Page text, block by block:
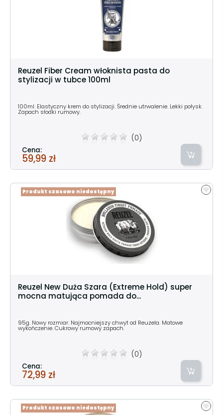
Reuzel Fiber Cream włoknista pasta do
stylizacji w tubce 100ml
100ml. Elastyczny krem do stylizacji. Średnie utrwalenie. Lekki połysk.
Zapach słodki rumowy.
(0)
Cena:
59,99 zł
Reuzel New Duża Szara (Extreme Hold) super
mocna matująca pomada do...
95g. Nowy rozmiar. Najmocniejszy chwyt od Reuzela. Matowe
wykończenie. Cukrowy rumowy zapach.
(0)
Cena:
72,99 zł
Produkt czasowo niedostępny
Produkt czasowo niedostępny